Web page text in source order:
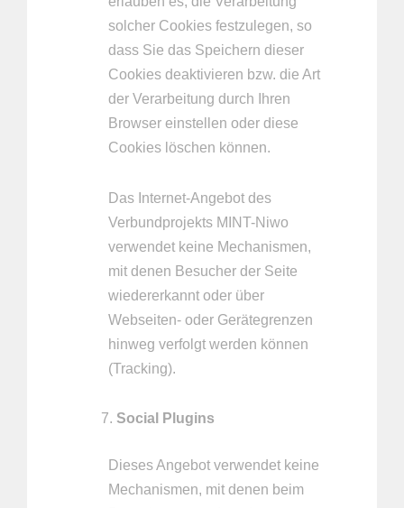
solcher Cookies festzulegen, so
dass Sie das Speichern dieser
Cookies deaktivieren bzw. die Art
der Verarbeitung durch Ihren
Browser einstellen oder diese
Cookies löschen können.
Das Internet-Angebot des
Verbundprojekts MINT-Niwo
verwendet keine Mechanismen,
mit denen Besucher der Seite
wiedererkannt oder über
Webseiten- oder Gerätegrenzen
hinweg verfolgt werden können
(Tracking).
Social Plugins
Dieses Angebot verwendet keine
Mechanismen, mit denen beim